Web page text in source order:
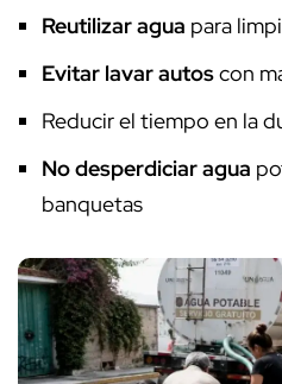
Reutilizar agua para
Evitar lavar autoscon
Reducir el tiempo en la
No desperdiciar agua
banquetas